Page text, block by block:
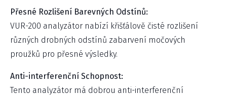
Přesné Rozlišení Barevných Odstínů:
VUR-200 analyzátor nabízí křišťálově čisté rozlišení
různých drobných odstínů zabarvení močových
proužků pro přesné výsledky.
Anti-interferenční Schopnost:
Tento analyzátor má dobrou anti-interferenční